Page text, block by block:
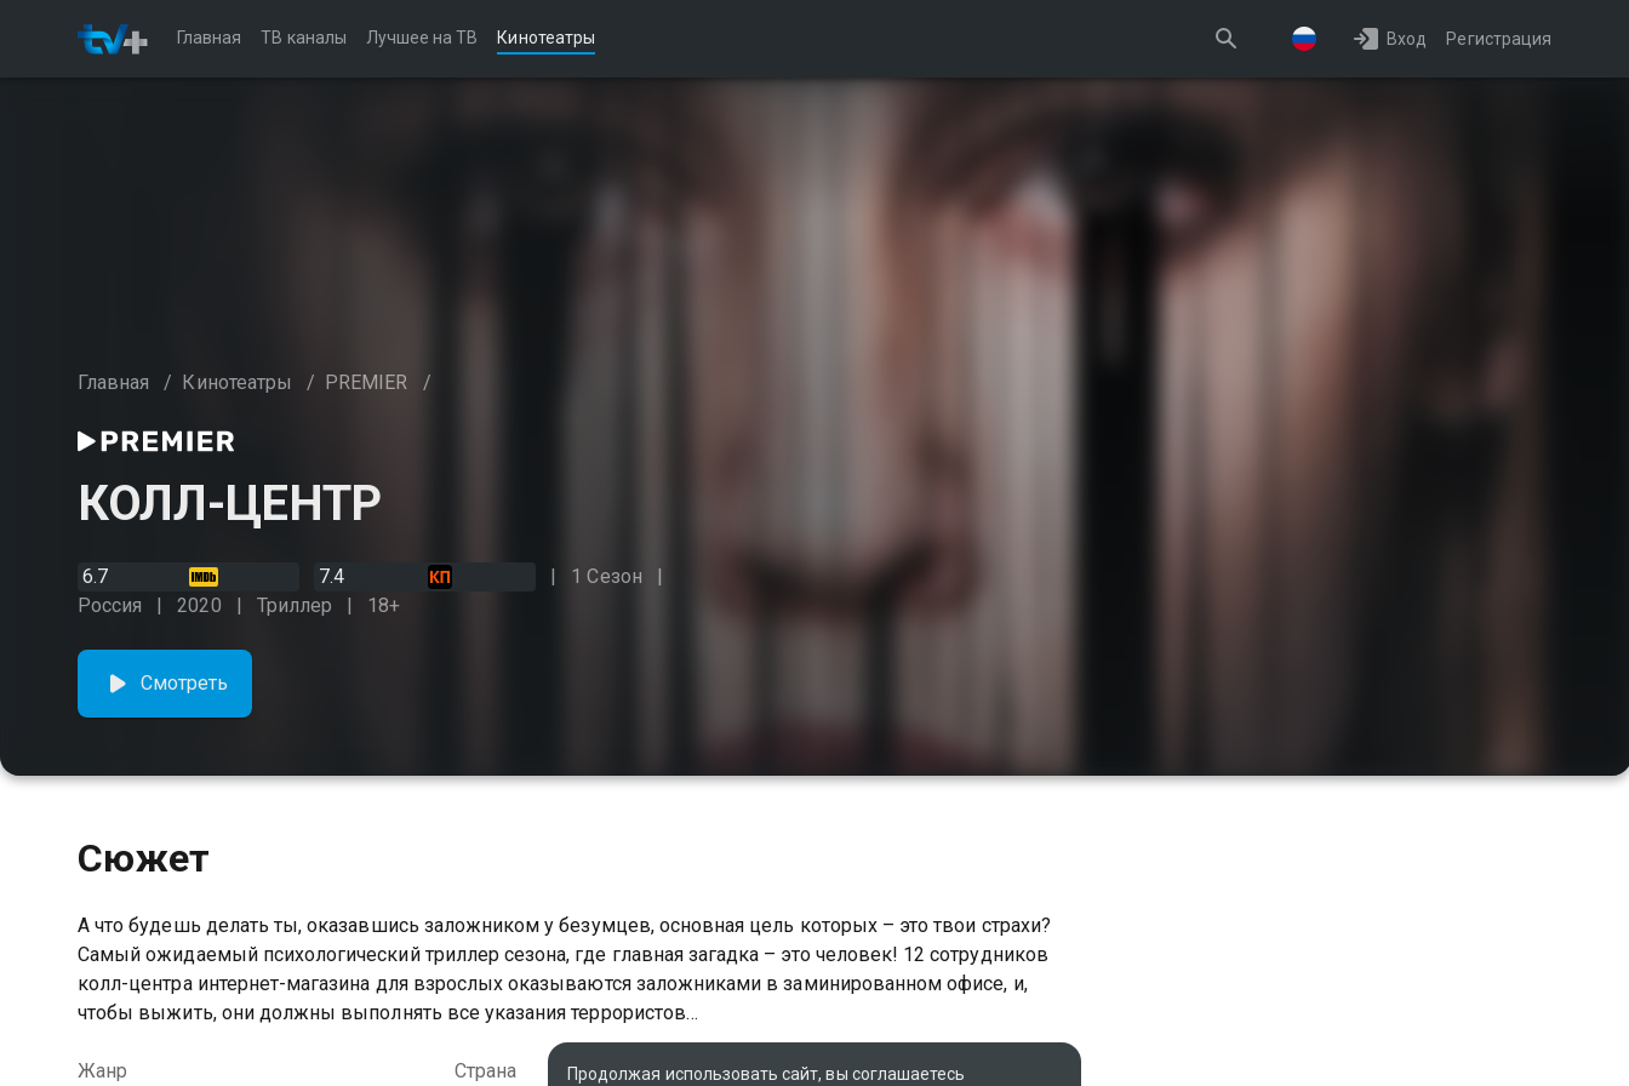
Главная ТВ каналы Лучшее на ТВ Кинотеатры Вход Регистрация
Главная / Кинотеатры / PREMIER /
КОЛЛ-ЦЕНТР
6.7 7.4
1 Сезон
Россия
2020 Триллер 18+
Смотреть
Сюжет
А что будешь делать ты, оказавшись заложником у безумцев, основная цель которых – это твои страхи?
Самый ожидаемый психологический триллер сезона, где главная загадка – это человек! 12 сотрудников
колл-центра интернет-магазина для взрослых оказываются заложниками в заминированном офисе, и,
чтобы выжить, они должны выполнять все указания террористов…
Жанр Страна Оригинальное название
Продолжая использовать сайт, вы соглашаетесь